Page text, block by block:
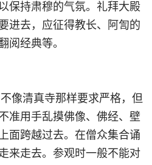
保持肃穆的气氛。礼拜大殿
进去，应征得教长、阿訇的
阅经典等。
清真寺那样要求严格，但
准用手乱摸佛像、佛经、壁
面跨越过去。在僧众集合诵
来走去。参观时一般不能对